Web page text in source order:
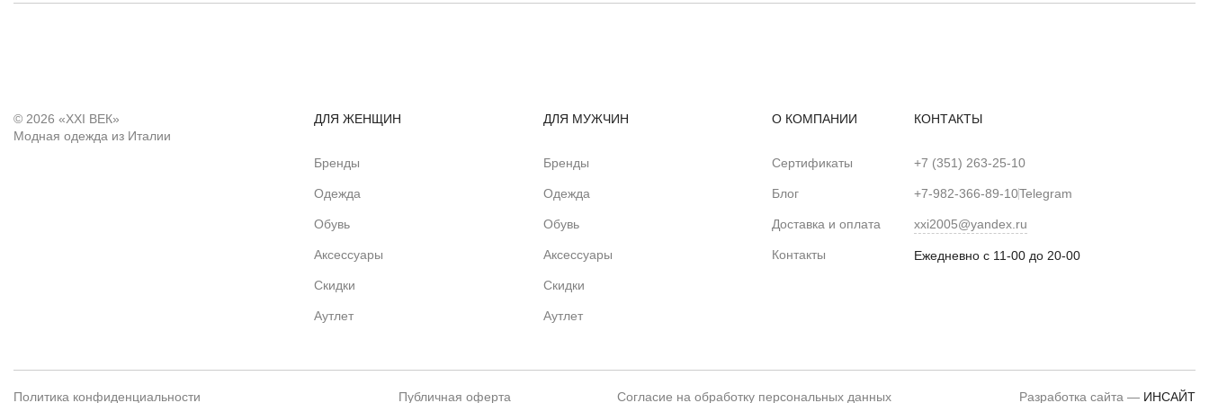
© 2026 «XXI ВЕК»
Модная одежда из Италии
ДЛЯ ЖЕНЩИН
Бренды
Одежда
Обувь
Аксессуары
Скидки
Аутлет
ДЛЯ МУЖЧИН
Бренды
Одежда
Обувь
Аксессуары
Скидки
Аутлет
О КОМПАНИИ
Сертификаты
Блог
Доставка и оплата
Контакты
КОНТАКТЫ
+7 (351) 263-25-10
+7-982-366-89-10Telegram
xxi2005@yandex.ru
Ежедневно с 11-00 до 20-00
Политика конфиденциальности Публичная оферта Согласие на обработку персональных данных Разработка сайта — ИНСАЙТ